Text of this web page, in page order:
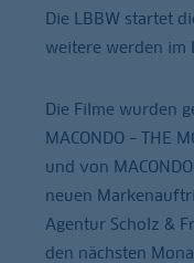
Die LBBW startet
weitere werden im
Die Filme wurden
MACONDO – THE
und von
neuen
Agentur Scholz &
den nächsten